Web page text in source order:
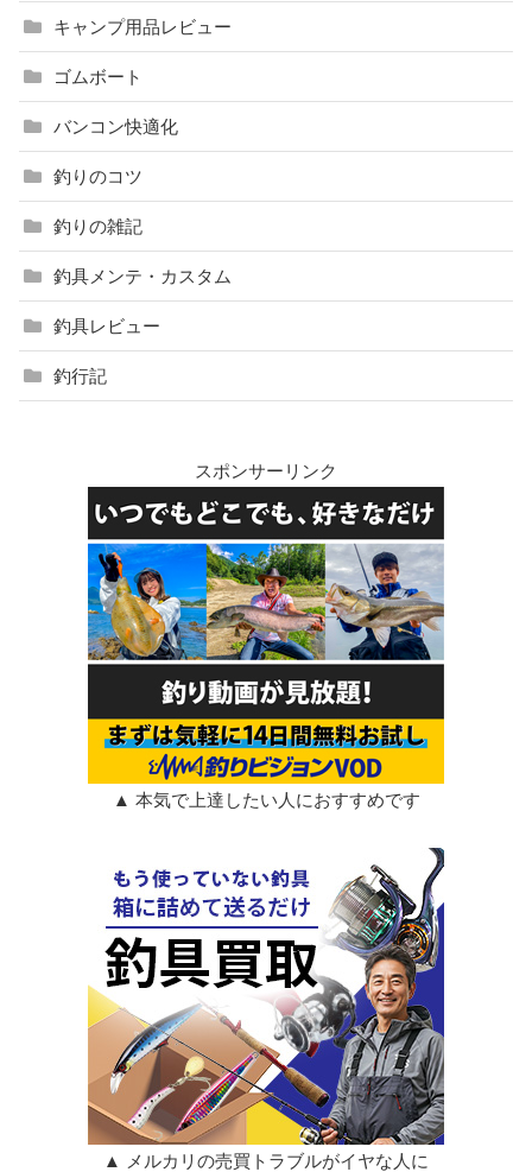
キャンプ用品レビュー
ゴムボート
バンコン快適化
釣りのコツ
釣りの雑記
釣具メンテ・カスタム
釣具レビュー
釣行記
スポンサーリンク
▲ 本気で上達したい人におすすめです
▲ メルカリの売買トラブルがイヤな人に